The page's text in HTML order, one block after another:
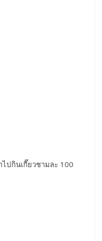
ปกินเกี๊ยวชามละ 100